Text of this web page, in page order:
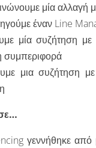
μία αλλαγή
έναν Line
μία συζήτηση με
συμπεριφορά
μια συζήτηση
γεννήθηκε από